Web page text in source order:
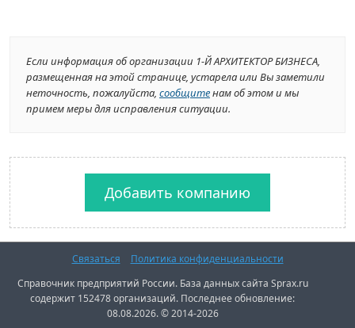
Если информация об организации 1-Й АРХИТЕКТОР БИЗНЕСА,
размещенная на этой странице, устарела или Вы заметили
неточность, пожалуйста, сообщитенам об этом и мы
примем меры для исправления ситуации.
Добавить компанию
Связаться
Политика конфиденциальности
Справочник предприятий России. База данных сайта Sprax.ru
содержит 152478 организаций. Последнее обновление:
08.08.2026. © 2014-2026